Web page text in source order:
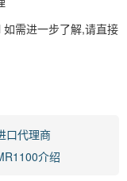
需进一步了解,请直接
口代理商
介绍